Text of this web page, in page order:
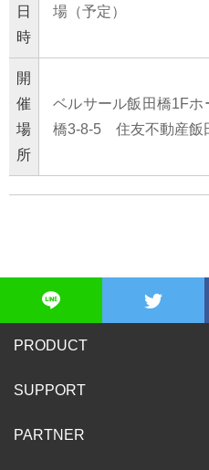
日
時
場（予定）
開
催
場
所
ベルサール飯田橋1Fホ
橋3-8-5 住友不動産飯
PRODUCT
SUPPORT
PARTNER